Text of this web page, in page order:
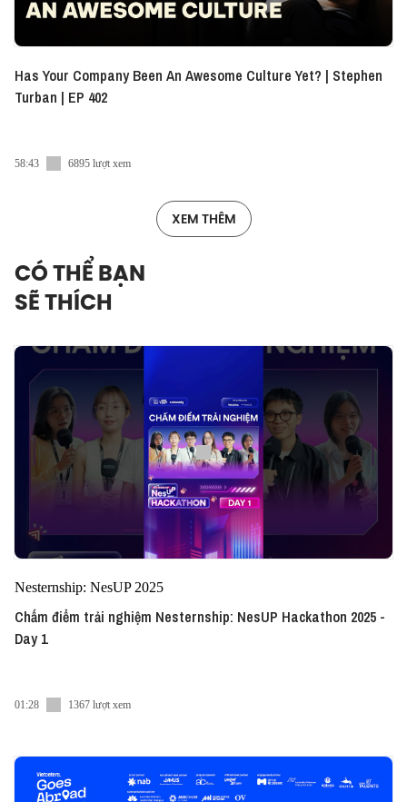
Has Your Company Been An Awesome Culture Yet? | Stephen
Turban | EP 402
58:43 6895 lượt xem
XEM THÊM
CÓ THỂ BẠN
SẼ THÍCH
Nesternship: NesUP 2025
Chấm điểm trải nghiệm Nesternship: NesUP Hackathon 2025 -
Day 1
01:28 1367 lượt xem